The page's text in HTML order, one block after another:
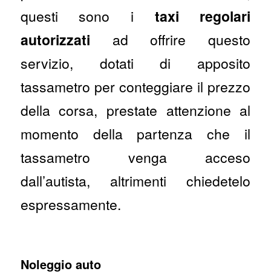
questi sono i taxi regolari
autorizzati ad offrire questo
servizio, dotati di apposito
tassametro per conteggiare il prezzo
della corsa, prestate attenzione al
momento della partenza che il
tassametro venga acceso
dall’autista, altrimenti chiedetelo
espressamente.
Noleggio auto